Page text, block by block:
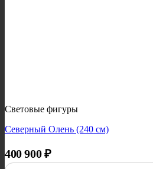
Световые фигуры
Северный Олень (240 см)
400 900₽